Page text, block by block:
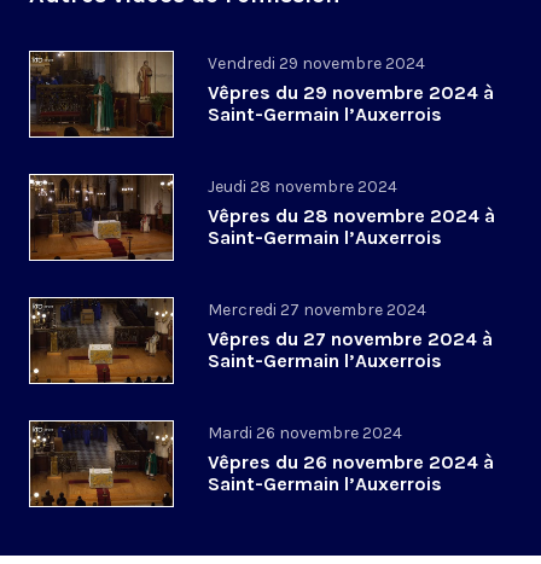
Vendredi 29 novembre 2024
Vêpres du 29 novembre 2024 à
Saint-Germain l’Auxerrois
Jeudi 28 novembre 2024
Vêpres du 28 novembre 2024 à
Saint-Germain l’Auxerrois
Mercredi 27 novembre 2024
Vêpres du 27 novembre 2024 à
Saint-Germain l’Auxerrois
Mardi 26 novembre 2024
Vêpres du 26 novembre 2024 à
Saint-Germain l’Auxerrois